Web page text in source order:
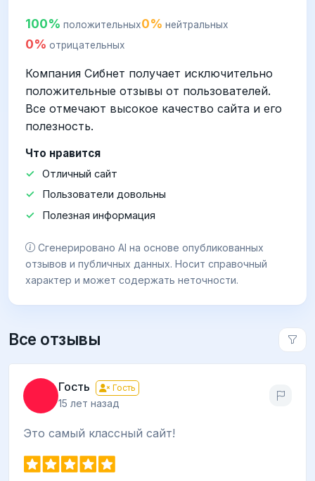
100% положительных0% нейтральных
0% отрицательных
Компания Сибнет получает исключительно
положительные отзывы от пользователей.
Все отмечают высокое качество сайта и его
полезность.
Что нравится
Отличный сайт
Пользователи довольны
Полезная информация
Сгенерировано AI на основе опубликованных
отзывов и публичных данных. Носит справочный
характер и может содержать неточности.
Все отзывы
Гость Гость
15 лет назад
Это самый классный сайт!